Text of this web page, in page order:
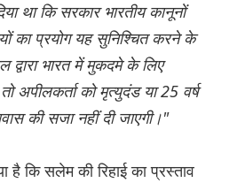
था कि सरकार भारतीय कानूनों
का प्रयोग यह सुनिश्चित करने के
द्वारा भारत में मुकदमे के लिए
अपीलकर्ता को मृत्युदंड या 25 वर्ष
की सजा नहीं दी जाएगी।"
कि सलेम की रिहाई का प्रस्ताव